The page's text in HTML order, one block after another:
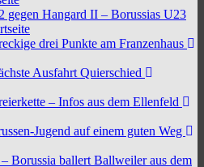
gegen Hangard II – Borussias U23
drei Punkte am Franzenhaus
Ausfahrt Quierschied
– Infos aus dem Ellenfeld
Jugend auf einem guten Weg
Borussia ballert Ballweiler aus dem